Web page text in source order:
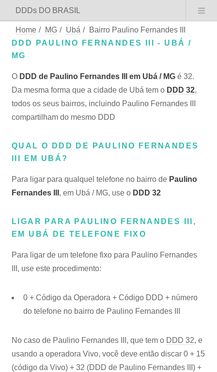
DDDs DO BRASIL
Home / MG / Ubá /
Bairro Paulino Fernandes III
DDD PAULINO FERNANDES III - UBÁ /
MG
O DDD de Paulino Fernandes III em Ubá / MG é 32.
Da mesma forma que a cidade de Ubá tem o DDD 32,
todos os seus bairros, incluindo Paulino Fernandes III
compartilham do mesmo DDD
QUAL O DDD DE PAULINO FERNANDES
III EM UBÁ?
Para ligar para qualquel telefone no bairro de Paulino
Fernandes III , em Ubá / MG, use o DDD 32
LIGAR PARA PAULINO FERNANDES III,
EM UBÁ DE TELEFONE FIXO
Para ligar de um telefone fixo para Paulino Fernandes
III, use este procedimento:
0 + Código da Operadora + Código DDD + número
do telefone no bairro de Paulino Fernandes III
No caso de Paulino Fernandes III, que tem o DDD 32, e
usando a operadora Vivo, você deve então discar 0 + 15
(código da Vivo) + 32 (DDD de Paulino Fernandes III) +